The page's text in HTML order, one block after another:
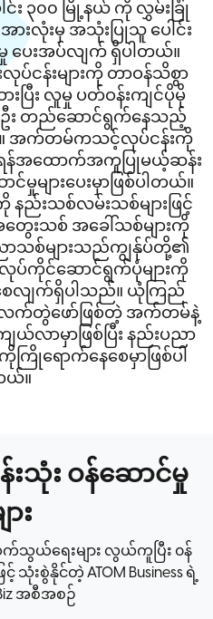
င်း ၃၀၀ မြို့နယ် ကို လွှမ်းခြုံ
ားလုံးမှ အသုံးပြုသူ ပေါင်း
ပေးအပ်လျက် ရှိပါတယ်။
ငန်းများကို တာဝန်သိစွာ
ပြီး လူမှု ပတ်ဝန်းကျင်ပိုမို
ဦး တည်ဆောင်ရွက်နေသည့်
။ အက်တမ်ကသင့်လုပ်ငန်းကို
ရန်အထောက်အကူပြုမယ့်ဆန်း
များပေးမှာဖြစ်ပါတယ်။
နည်းသစ်လမ်းသစ်များဖြင့်
းသစ် အခေါ်သစ်များကို
ညာသစ်များသည်ကျွန်ုပ်တို့၏
ပ်ကိုင်ဆောင်ရွက်ပုံများကို
ါ်စေလျက်ရှိပါသည်။ ယုံကြည်
က်တွဲဖော်ဖြစ်တဲ့ အက်တမ်နဲ့
ာမှာဖြစ်ပြီး နည်းပညာ
ြိုရောက်နေစေမှာဖြစ်ပါ
ယ်။
းသုံး ဝန်ဆောင်မှု
ား
ဆက်သွယ်ရေးများ လွယ်ကူပြီး ၀န်
င့် သုံးစွဲနိုင်တဲ့ ATOM Business ရဲ့
အစီအစဉ်